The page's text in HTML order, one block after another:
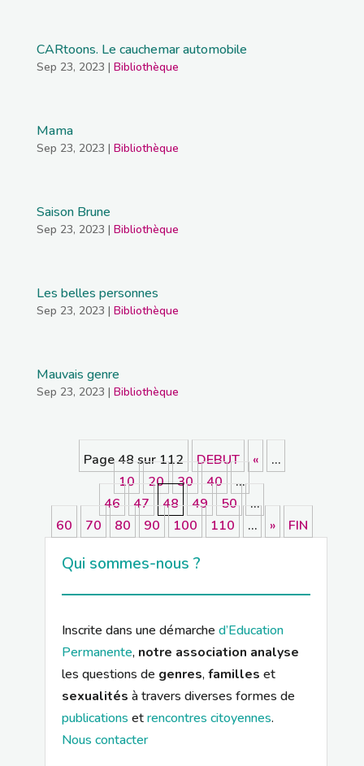
CARtoons. Le cauchemar automobile
Sep 23, 2023 | Bibliothèque
Mama
Sep 23, 2023 | Bibliothèque
Saison Brune
Sep 23, 2023 | Bibliothèque
Les belles personnes
Sep 23, 2023 | Bibliothèque
Mauvais genre
Sep 23, 2023 | Bibliothèque
Page 48 sur 112 DEBUT «
…
10
20 30 40
…
46
47 48 49 50
…
60
70 80 90 100 110 … » FIN
Qui sommes-nous ?
Inscrite dans une démarche d’Education
Permanente, notre association analyse
les questions de genres,familles et
sexualités à travers diverses formes de
publications etrencontres citoyennes.
Nous contacter